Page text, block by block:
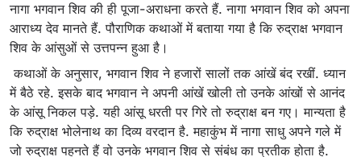
नागा भगवान शिव की ही पूजा-अराधना करते हैं. नागा भगवान शिव को अपना
आराध्य देव मानते हैं. पौराणिक कथाओं में बताया गया है कि रुद्राक्ष भगवान
शिव के आंसुओं से उत्तपन्न हुआ है।
कथाओं के अनुसार, भगवान शिव ने हजारों सालों तक आंखें बंद रखीं. ध्यान
में बैठे रहे. इसके बाद भगवान ने अपनी आंखें खोली तो उनके आंखों से आनंद
के आंसू निकल पड़े. यही आंसू धरती पर गिरे तो रुद्राक्ष बन गए। मान्यता है
कि रुद्राक्ष भोलेनाथ का दिव्य वरदान है. महाकुंभ में नागा साधु अपने गले में
जो रुद्राक्ष पहनते हैं वो उनके भगवान शिव से संबंध का प्रतीक होता है.